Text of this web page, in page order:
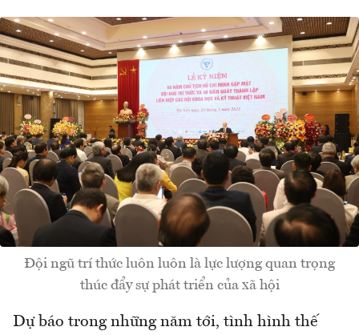
Đội ngũ trí thức luôn luôn là lực lượng quan trọng
thúc đẩy sự phát triển của xã hội
Dự báo trong những năm tới, tình hình thế